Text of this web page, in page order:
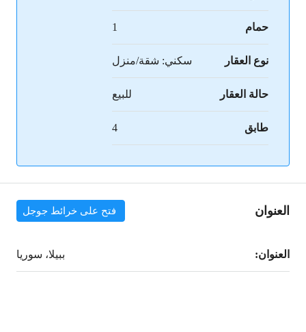
حمام 1
نوع العقار سكني: شقة/منزل
حالة العقار للبيع
طابق 4
العنوان فتح على خرائط جوجل
العنوان: ببيلا، سوريا